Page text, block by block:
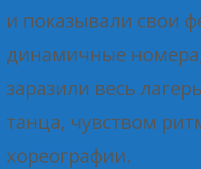
и показывали свои
динамичные
заразили весь
танца, чувством
хореографии.